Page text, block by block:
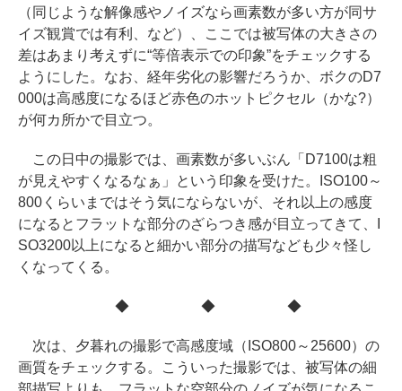
（同じような解像感やノイズなら画素数が多い方が同サ
イズ観賞では有利、など）、ここでは被写体の大きさの
差はあまり考えずに“等倍表示での印象”をチェックする
ようにした。なお、経年劣化の影響だろうか、ボクのD7
000は高感度になるほど赤色のホットピクセル（かな?）
が何カ所かで目立つ。
この日中の撮影では、画素数が多いぶん「D7100は粗
が見えやすくなるなぁ」という印象を受けた。ISO100～
800くらいまではそう気にならないが、それ以上の感度
になるとフラットな部分のざらつき感が目立ってきて、I
SO3200以上になると細かい部分の描写なども少々怪し
くなってくる。
◆ ◆ ◆
次は、夕暮れの撮影で高感度域（ISO800～25600）の
画質をチェックする。こういった撮影では、被写体の細